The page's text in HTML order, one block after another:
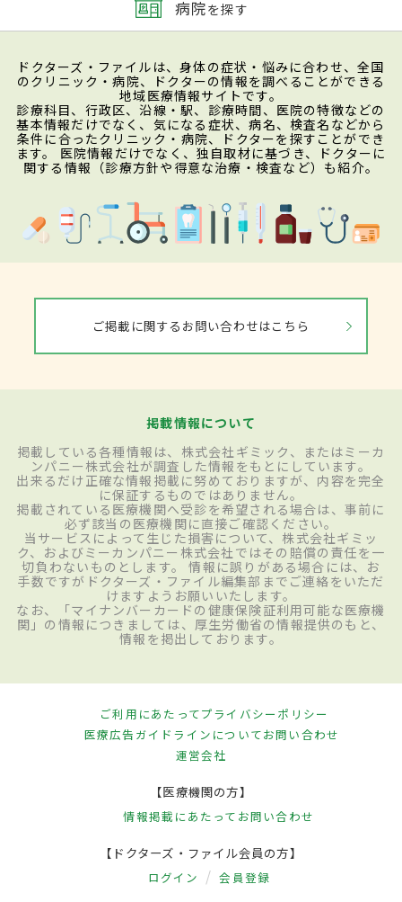
病院を探す
ドクターズ・ファイルは、身体の症状・悩みに合わせ、全国
のクリニック・病院、ドクターの情報を調べることができる
地域医療情報サイトです。
診療科目、行政区、沿線・駅、診療時間、医院の特徴などの
基本情報だけでなく、気になる症状、病名、検査名などから
条件に合ったクリニック・病院、ドクターを探すことができ
ます。 医院情報だけでなく、独自取材に基づき、ドクターに
関する情報（診療方針や得意な治療・検査など）も紹介。
ご掲載に関するお問い合わせはこちら
掲載情報について
掲載している各種情報は、株式会社ギミック、またはミーカ
ンパニー株式会社が調査した情報をもとにしています。
出来るだけ正確な情報掲載に努めておりますが、内容を完全
に保証するものではありません。
掲載されている医療機関へ受診を希望される場合は、事前に
必ず該当の医療機関に直接ご確認ください。
当サービスによって生じた損害について、株式会社ギミッ
ク、およびミーカンパニー株式会社ではその賠償の責任を一
切負わないものとします。 情報に誤りがある場合には、お
手数ですがドクターズ・ファイル編集部までご連絡をいただ
けますようお願いいたします。
なお、「マイナンバーカードの健康保険証利用可能な医療機
関」の情報につきましては、厚生労働省の情報提供のもと、
情報を掲出しております。
ご利用にあたってプライバシーポリシー
医療広告ガイドラインについてお問い合わせ
運営会社
【医療機関の方】
情報掲載にあたって お問い合わせ
【ドクターズ・ファイル会員の方】
ログイン 会員登録